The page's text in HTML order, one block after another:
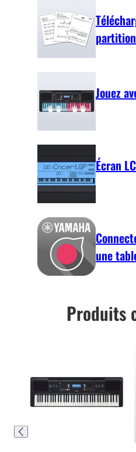
Jouez
Écran
une
Produits